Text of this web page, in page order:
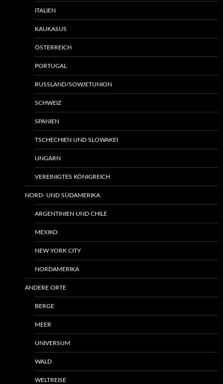
ITALIEN
KAUKASUS
ÖSTERREICH
PORTUGAL
RUSSLAND/SOWJETUNION
SCHWEIZ
SPANIEN
TSCHECHIEN UND SLOWAKEI
UNGARN
VEREINIGTES KÖNIGREICH
NORD- UND SÜDAMERIKA
ARGENTINIEN UND CHILE
MEXIKO
NEW YORK CITY
NORDAMERIKA
ANDERE ORTE
BERGE
MEER
UNIVERSUM
WALD
WELTREISE